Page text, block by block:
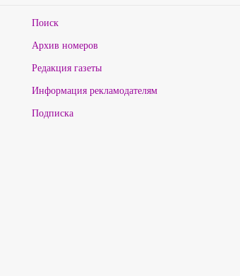
Поиск
Архив номеров
Редакция газеты
Информация рекламодателям
Подписка